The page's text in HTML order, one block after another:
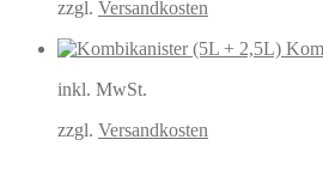
zzgl. Versandkosten
inkl. MwSt.
zzgl. Versandkosten